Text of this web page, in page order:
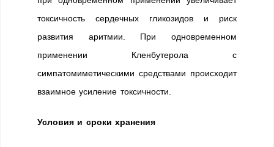
токсичность сердечных гликозидов и риск
развития аритмии. При одновременном
применении Кленбутерола с
симпатомиметическими средствами происходит
взаимное усиление токсичности.
Условия и сроки хранения